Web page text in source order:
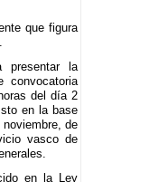
que figura
presentar la
convocatoria
del día 2
en la base
de
vasco de
en la Ley